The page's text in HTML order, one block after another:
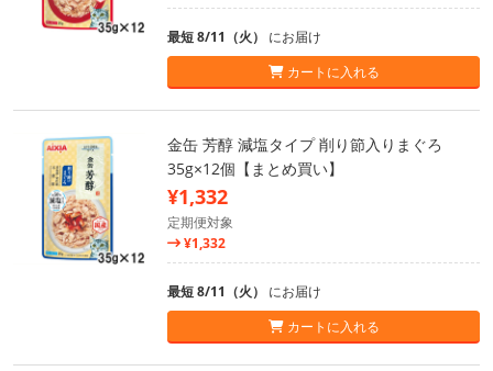
最短 8/11（火） にお届け
カートに入れる
金缶 芳醇 減塩タイプ 削り節入りまぐろ
35g×12個【まとめ買い】
¥1,332
定期便対象
¥1,332
最短 8/11（火） にお届け
カートに入れる